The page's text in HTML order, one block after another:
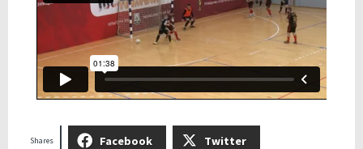
Facebook Twitter
Shares